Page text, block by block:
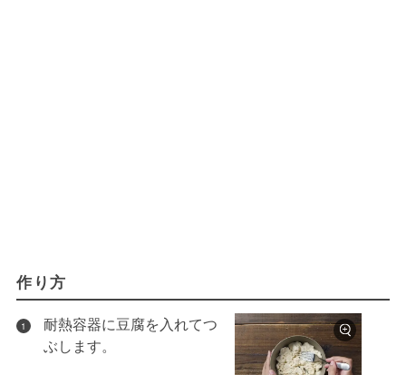
作り方
1
耐熱容器に豆腐を入れてつ
ぶします。